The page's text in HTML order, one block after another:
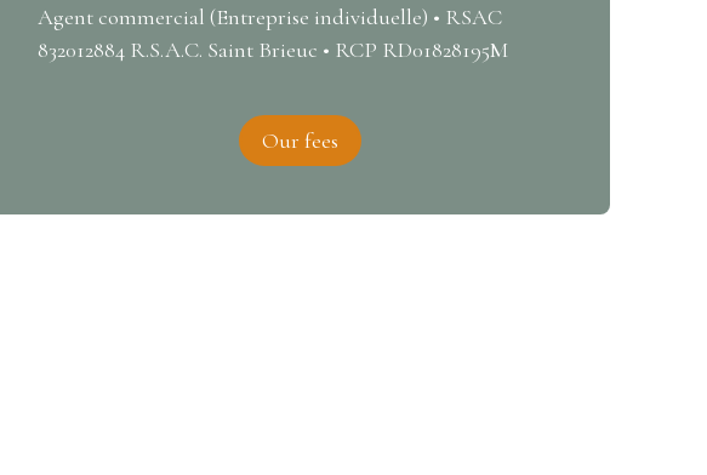
Agent commercial (Entreprise individuelle) • RSAC
832012884 R.S.A.C. Saint Brieuc • RCP RD01828195M
Our fees